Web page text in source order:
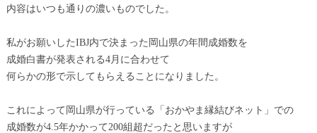
内容はいつも通りの濃いものでした。
私がお願いしたIBJ内で決まった岡山県の年間成婚数を
成婚白書が発表される4月に合わせて
何らかの形で示してもらえることになりました。
これによって岡山県が行っている「おかやま縁結びネット」での
成婚数が4.5年かかって200組超だったと思いますが